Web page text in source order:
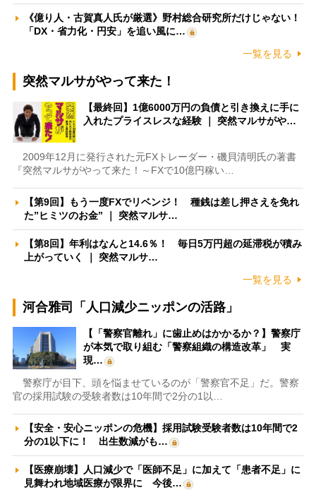
《億り人・古賀真人氏が厳選》野村総合研究所だけじゃない！
「DX・省力化・円安」を追い風に…
一覧を見る
突然マルサがやって来た！
【最終回】1億6000万円の負債と引き換えに手に
入れたプライスレスな経験 ｜ 突然マルサがや…
2009年12月に発行された元FXトレーダー・磯貝清明氏の著書
『突然マルサがやって来た！～FXで10億円稼い…
【第9回】もう一度FXでリベンジ！ 種銭は差し押さえを免れ
た”ヒミツのお金” ｜ 突然マルサ…
【第8回】年利はなんと14.6％！ 毎日5万円超の延滞税が積み
上がっていく ｜ 突然マルサ…
一覧を見る
河合雅司「人口減少ニッポンの活路」
【「警察官離れ」に歯止めはかかるか？】警察庁
が本気で取り組む「警察組織の構造改革」 実
現…
警察庁が目下、頭を悩ませているのが「警察官不足」だ。警察
官の採用試験の受験者数は10年間で2分の1以…
【安全・安心ニッポンの危機】採用試験受験者数は10年間で2
分の1以下に！ 出生数減がも…
【医療崩壊】人口減少で「医師不足」に加えて「患者不足」に
見舞われ地域医療が限界に 今後…